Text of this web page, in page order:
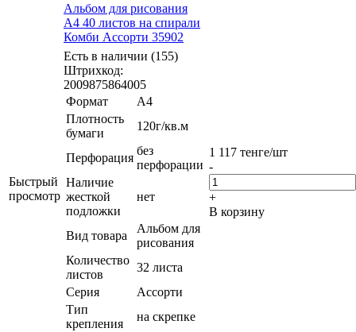
Быстрый
просмотр
Альбом для рисования
А4 40 листов на спирали
Комби Ассорти 35902
Есть в наличии (155)
Штрихкод:
2009875864005
Формат
А4
Плотность
бумаги
120г/кв.м
Перфорация
без
перфорации
Наличие
жесткой
подложки
нет
Вид товара
Альбом для
рисования
Количество
листов
32 листа
Серия
Ассорти
Тип
крепления
на скрепке
1 117 тенге/шт
-
+
В корзину